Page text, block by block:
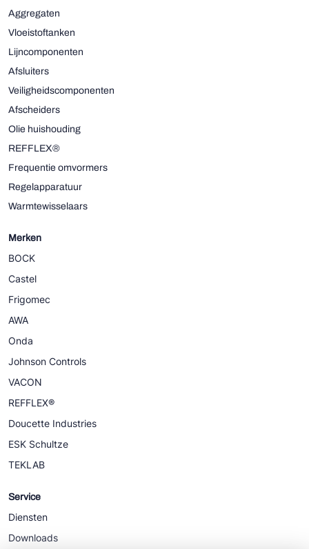
Aggregaten
Vloeistoftanken
Lijncomponenten
Afsluiters
Veiligheidscomponenten
Afscheiders
Olie huishouding
REFFLEX®
Frequentie omvormers
Regelapparatuur
Warmtewisselaars
Merken
BOCK
Castel
Frigomec
AWA
Onda
Johnson Controls
VACON
REFFLEX®
Doucette Industries
ESK Schultze
TEKLAB
Service
Diensten
Downloads